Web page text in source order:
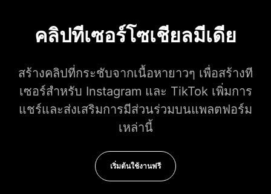
คลิปทีเซอร์โซเชียลมีเดีย
สร้างคลิปที่กระชับจากเนื้อหายาวๆ เพื่อสร้างที
เซอร์สำหรับ Instagram และ TikTok เพิ่มการ
แชร์และส่งเสริมการมีส่วนร่วมบนแพลตฟอร์ม
เหล่านี้
เริ่มต้นใช้งานฟรี